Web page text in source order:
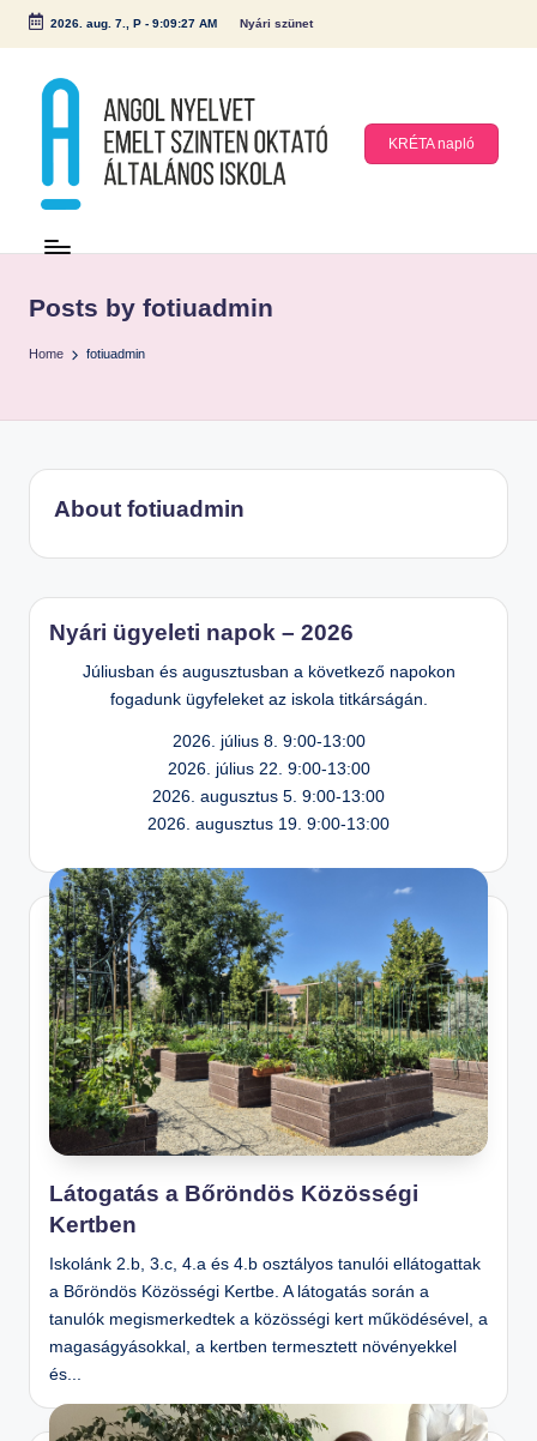
Skip
2026. aug. 7., P- 9:09:27 AM Nyári szünet
n
g
N
el
et
m
el
kt
at
ó
Á
lt
al
á
n
o
Is
k
ol
a
KRÉTA napló
Posts by fotiuadmin
Home fotiuadmin
About fotiuadmin
Nyári ügyeleti napok – 2026
Júliusban és augusztusban a következő napokon
fogadunk ügyfeleket az iskola titkárságán.
2026. július 8. 9:00-13:00
2026. július 22. 9:00-13:00
2026. augusztus 5. 9:00-13:00
2026. augusztus 19. 9:00-13:00
Látogatás a Bőröndös Közösségi
Kertben
Iskolánk 2.b, 3.c, 4.a és 4.b osztályos tanulói ellátogattak
a Bőröndös Közösségi Kertbe. A látogatás során a
tanulók megismerkedtek a közösségi kert működésével, a
magaságyásokkal, a kertben termesztett növényekkel
és...